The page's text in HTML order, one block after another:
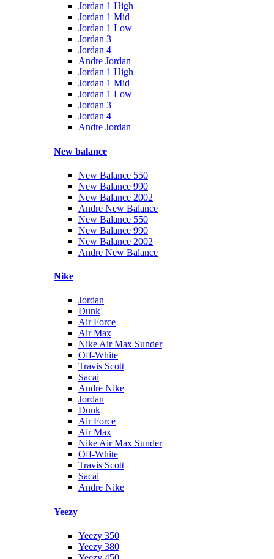
Jordan 1 High
Jordan 1 Mid
Jordan 1 Low
Jordan 3
Jordan 4
Andre Jordan
Jordan 1 High
Jordan 1 Mid
Jordan 1 Low
Jordan 3
Jordan 4
Andre Jordan
New balance
New Balance 550
New Balance 990
New Balance 2002
Andre New Balance
New Balance 550
New Balance 990
New Balance 2002
Andre New Balance
Nike
Jordan
Dunk
Air Force
Air Max
Nike Air Max Sunder
Off-White
Travis Scott
Sacai
Andre Nike
Jordan
Dunk
Air Force
Air Max
Nike Air Max Sunder
Off-White
Travis Scott
Sacai
Andre Nike
Yeezy
Yeezy 350
Yeezy 380